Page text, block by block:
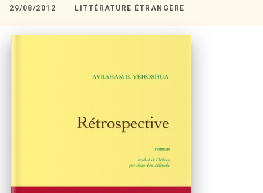
29/08/2012 LITTÉRATURE ÉTRANGÈRE